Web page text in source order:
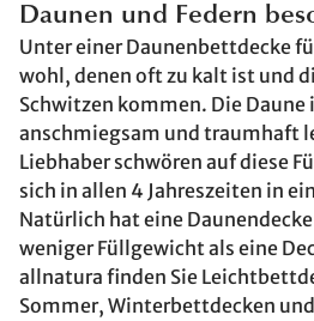
Daunen und Federn
Unter einer Daunenbettdecke
wohl, denen oft zu kalt ist und
Schwitzen kommen. Die Daune
anschmiegsam und traumhaft
Liebhaber schwören auf diese
sich in allen 4 Jahreszeiten in
Natürlich hat eine
weniger Füllgewicht als eine
allnatura finden Sie
Sommer, Winterbettdecken